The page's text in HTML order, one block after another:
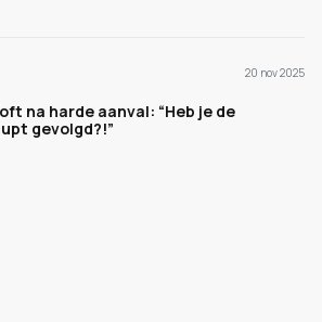
20 nov 2025
na harde aanval: “Heb je de
gevolgd?!”